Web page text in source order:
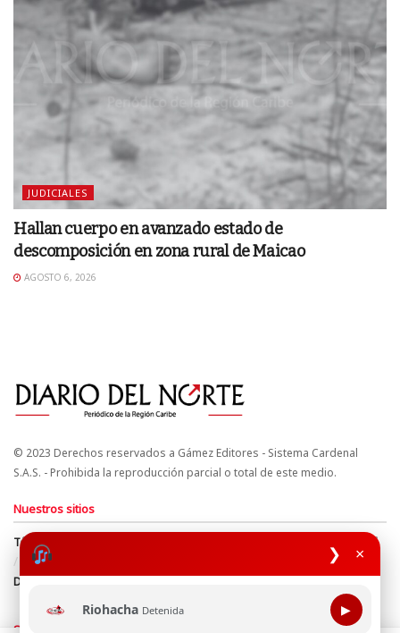
❯ ×
Riohacha Detenida ▶
JUDICIALES
Hallan cuerpo en avanzado estado de
descomposición en zona rural de Maicao
AGOSTO 6, 2026
© 2023 Derechos reservados a Gámez Editores - Sistema Cardenal
S.A.S. - Prohibida la reproducción parcial o total de este medio.
Nuestros sitios
Términos y Condiciones
Derechos de Autor y Propiedad Intelectual
Política de uso de cookies
Política de Tratamiento de Datos
Directrices Editoriales
Síguenos